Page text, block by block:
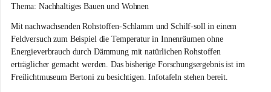
e
a
m
S
e
e
Thema: Nachhaltiges Bauen und Wohnen
Mit nachwachsenden Rohstoffen-Schlamm und Schilf-soll in einem
Feldversuch zum Beispiel die Temperatur in Innenräumen ohne
Energieverbrauch durch Dämmung mit natürlichen Rohstoffen
erträglicher gemacht werden. Das bisherige Forschungsergebnis ist im
Freilichtmuseum Bertoni zu besichtigen. Infotafeln stehen bereit.